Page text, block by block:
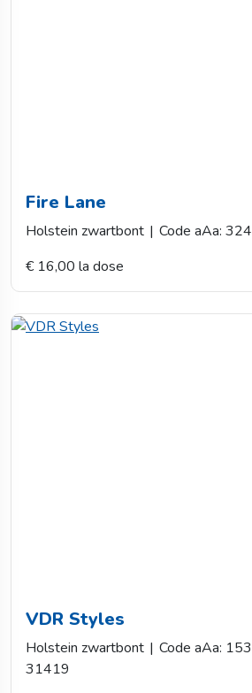
Fire Lane
Holstein zwartbont | Code aAa: 324
€ 16,00 la dose
VDR Styles
Holstein zwartbont | Code aAa: 153
31419